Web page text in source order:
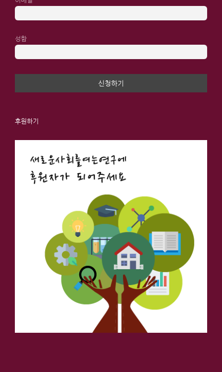
성함
후원하기